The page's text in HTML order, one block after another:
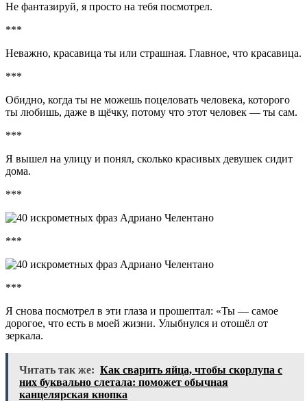
Не фантазируй, я просто на тебя посмотрел.
***
Неважно, красавица ты или страшная. Главное, что красавица.
***
Обидно, когда ты не можешь поцеловать человека, которого
ты любишь, даже в щёчку, потому что этот человек — ты сам.
***
Я вышел на улицу и понял, сколько красивых девушек сидит
дома.
***
***
***
Я снова посмотрел в эти глаза и прошептал: «Ты — самое
дорогое, что есть в моей жизни. Улыбнулся и отошёл от
зеркала.
Читать так же: Как сварить яйца, чтобы скорлупа с
них буквально слетала: поможет обычная
канцелярская кнопка